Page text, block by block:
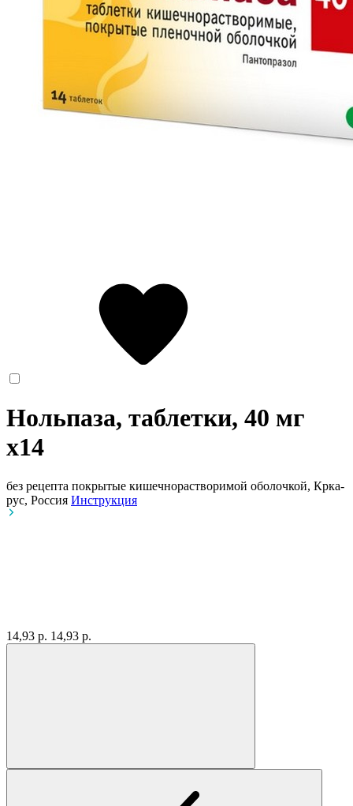
Нольпаза, таблетки, 40 мг
x14
без рецепта покрытые кишечнорастворимой оболочкой, Крка-
рус, Россия Инструкция
14,93 р. 14,93 р.